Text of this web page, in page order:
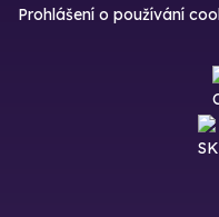
Prohlášení o používání